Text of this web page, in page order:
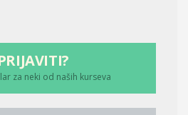
za neki od naših kurseva